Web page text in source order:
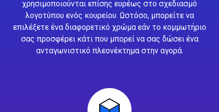
χρησιμοποιούνται επίσης ευρέως στο σχεδιασμό
λογοτύπου ενός κουρείου. Ωστόσο, μπορείτε να
επιλέξετε ένα διαφορετικό χρώμα εάν το κομμωτήριο
σας προσφέρει κάτι που μπορεί να σας δώσει ένα
ανταγωνιστικό πλεονέκτημα στην αγορά.